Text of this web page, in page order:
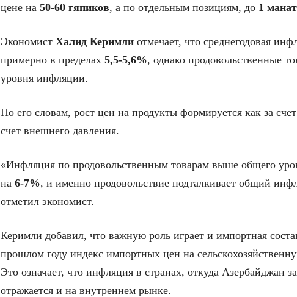
цене на 50-60 гяпиков, а по отдельным позициям, до 1
Экономист Халид Керимли отмечает, что среднегодовая
примерно в пределах 5,5-5,6%, однако продовольственные
уровня инфляции.
По его словам, рост цен на продукты формируется как за
счет внешнего давления.
«Инфляция по продовольственным товарам выше общего
на 6-7%, и именно продовольствие подталкивает общий
отметил экономист.
Керимли добавил, что важную роль играет и импортная
прошлом году индекс импортных цен на
Это означает, что инфляция в странах, откуда Азербайджан
отражается и на внутреннем рынке.